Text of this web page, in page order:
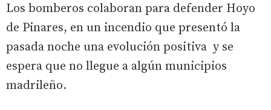
Los bomberos colaboran para defender Hoyo
de Pinares, en un incendio que presentó la
pasada noche una evolución positiva y se
espera que no llegue a algún municipios
madrileño.